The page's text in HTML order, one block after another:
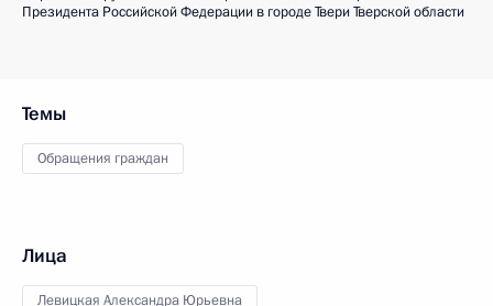
Президента Российской Федерации в городе Твери Тверской области
Темы
Обращения граждан
Лица
Левицкая Александра Юрьевна